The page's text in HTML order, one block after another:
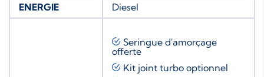
ENERGIE Diesel
Seringue d'amorçage
offerte
Kit joint turbo optionnel